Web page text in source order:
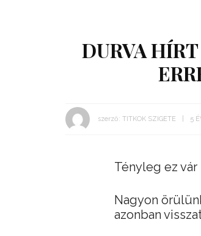
DURVA
szerző: TITKOK SZIGETE 5
Tényleg ez vár
Nagyon
azonban